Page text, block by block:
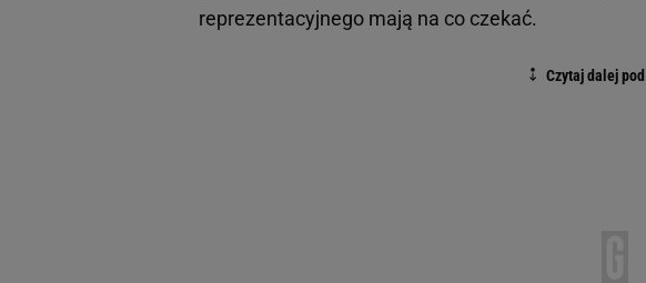
reprezentacyjnego mają na co czekać.